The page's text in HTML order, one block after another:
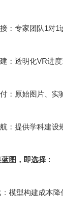
：专家团队1对1
：透明化VR进
：原始图片、实
：提供学科建设
图，即选择：
模型构建成本